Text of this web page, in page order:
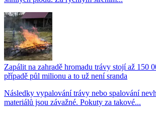
Zapálit na zahradě hromadu trávy stojí až 150
případě půl milionu a to už není sranda
Následky vypalování trávy nebo spalování
materiálů jsou závažné. Pokuty za takové...